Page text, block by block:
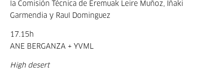
la Comisión Técnica de Eremuak Leire Muñoz, Iñaki
Garmendia y Raul Dominguez
17.15h
ANE BERGANZA + YVML
High desert